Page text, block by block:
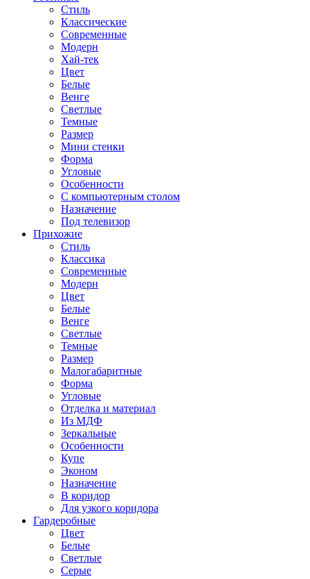
Стиль
Классические
Современные
Модерн
Хай-тек
Цвет
Белые
Венге
Светлые
Темные
Размер
Мини стенки
Форма
Угловые
Особенности
С компьютерным столом
Назначение
Под телевизор
Прихожие
Стиль
Классика
Современные
Модерн
Цвет
Белые
Венге
Светлые
Темные
Размер
Малогабаритные
Форма
Угловые
Отделка и материал
Из МДФ
Зеркальные
Особенности
Купе
Эконом
Назначение
В коридор
Для узкого коридора
Гардеробные
Цвет
Белые
Светлые
Серые